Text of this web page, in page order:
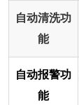
自动清洗功
能
自动报警功
能